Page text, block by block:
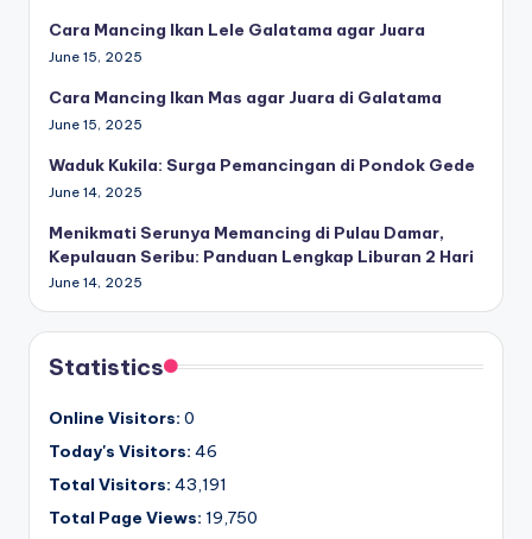
Cara Mancing Ikan Lele Galatama agar Juara
June 15, 2025
Cara Mancing Ikan Mas agar Juara di Galatama
June 15, 2025
Waduk Kukila: Surga Pemancingan di Pondok Gede
June 14, 2025
Menikmati Serunya Memancing di Pulau Damar,
Kepulauan Seribu: Panduan Lengkap Liburan 2 Hari
June 14, 2025
Statistics
Online Visitors: 0
Today's Visitors: 46
Total Visitors: 43,191
Total Page Views: 19,750